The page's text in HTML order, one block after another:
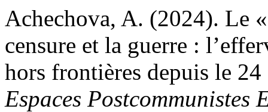
Achechova, A. (2024). Le
censure et la guerre :
hors frontières depuis le
Espaces Postcommunistes